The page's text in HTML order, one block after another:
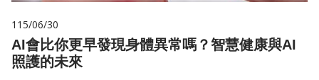
115/06/30
AI會比你更早發現身體異常嗎？智慧健康與AI
照護的未來